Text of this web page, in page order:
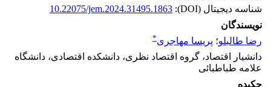
شناسه دیجیتال (DOI):
10.22075/jem.2024.31495.1863
نویسندگان
رضا طالبلو؛ پریسا مهاجری*
دانشیار اقتصاد، گروه اقتصاد نظری، دانشکده اقتصادی، دانشگاه
علامه طباطبائی
چکیده